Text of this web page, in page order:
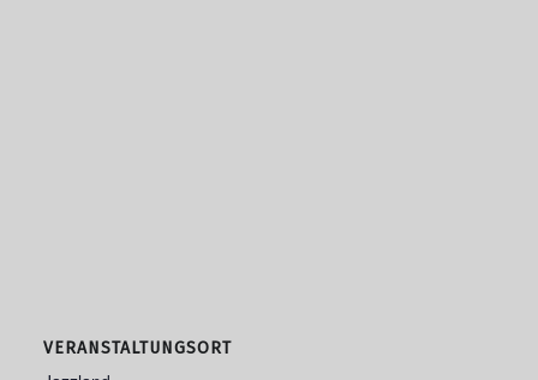
VERANSTALTUNGSORT